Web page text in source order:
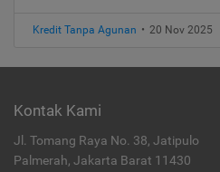
Kredit Tanpa Agunan • 20 Nov 2025
Kontak Kami
Jl. Tomang Raya No. 38, Jatipulo
Palmerah, Jakarta Barat 11430